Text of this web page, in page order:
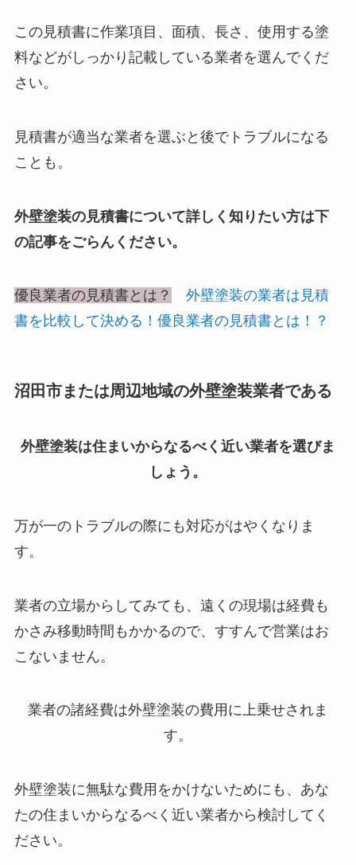
この見積書に作業項目、面積、長さ、使用する塗
料などがしっかり記載している業者を選んでくだ
さい。
見積書が適当な業者を選ぶと後でトラブルになる
ことも。
外壁塗装の見積書について詳しく知りたい方は下
の記事をごらんください。
優良業者の見積書とは？
外壁塗装の業者は見積
書を比較して決める！優良業者の見積書とは！？
沼田市または周辺地域の外壁塗装業者である
外壁塗装は住まいからなるべく近い業者を選びま
しょう。
万が一のトラブルの際にも対応がはやくなりま
す。
業者の立場からしてみても、遠くの現場は経費も
かさみ移動時間もかかるので、すすんで営業はお
こないません。
業者の諸経費は外壁塗装の費用に上乗せされま
す。
外壁塗装に無駄な費用をかけないためにも、あな
たの住まいからなるべく近い業者から検討してく
ださい。